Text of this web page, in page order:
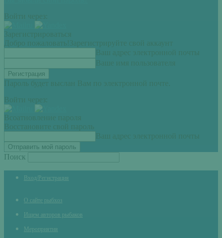
Войти через:
Зарегистрироваться
Добро пожаловать! Зарегистрируйте свой аккаунт
Ваш адрес электронной почты
Ваше имя пользователя
Пароль будет выслан Вам по электронной почте.
Войти через:
Всоатновление пароля
Восстановите свой пароль
Ваш адрес электронной почты
Поиск
Вход/Регистрация
О сайте рыбхоз
Ищем авторов рыбаков
Мероприятия